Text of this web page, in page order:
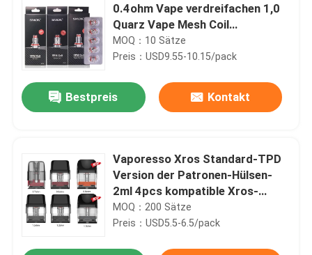
0.4ohm Vape verdreifachen 1,0
Quarz Vape Mesh Coil
Replacement Ohm-Sc 1.2ohm
MOQ：10 Sätze
Preis：USD9.55-10.15/pack
Bestpreis Kontakt
Vaporesso Xros Standard-TPD
Version der Patronen-Hülsen-
2ml 4pcs kompatible Xros-
Reihen-Hülsen-Ausrüstung
MOQ：200 Sätze
Preis：USD5.5-6.5/pack